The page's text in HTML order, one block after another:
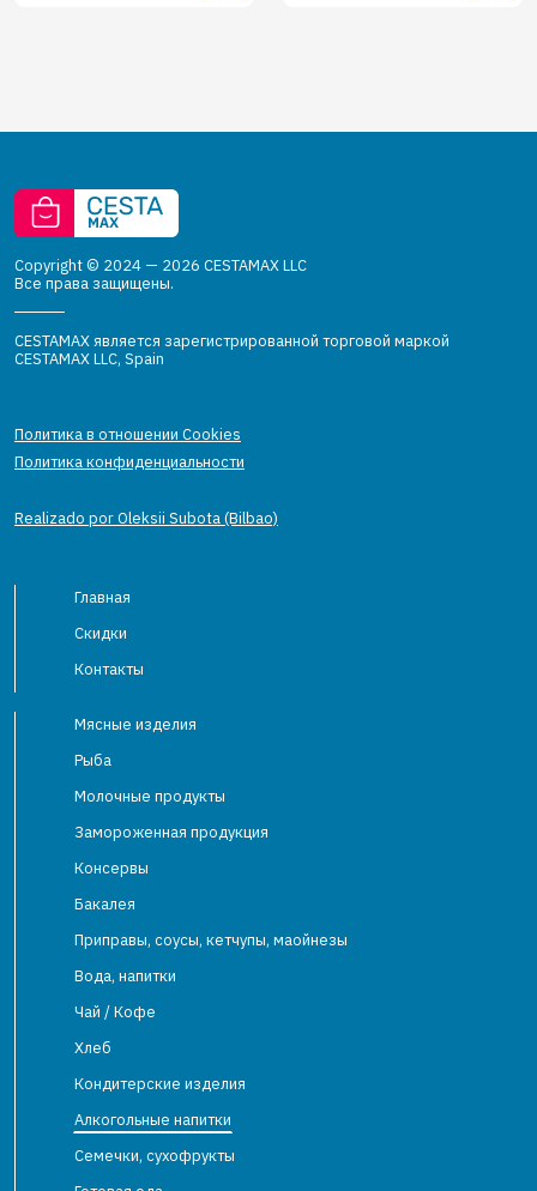
Copyright © 2024 — 2026 CESTAMAX LLC
Все права защищены.
CESTAMAX является зарегистрированной торговой маркой
CESTAMAX LLC, Spain
Политика в отношении Cookies
Политика конфиденциальности
Realizado por Oleksii Subota (Bilbao)
Главная
Скидки
Контакты
Мясные изделия
Рыба
Молочные продукты
Замороженная продукция
Консервы
Бакалея
Приправы, соусы, кетчупы, маойнезы
Вода, напитки
Чай / Кофе
Хлеб
Кондитерские изделия
Алкогольные напитки
Семечки, сухофрукты